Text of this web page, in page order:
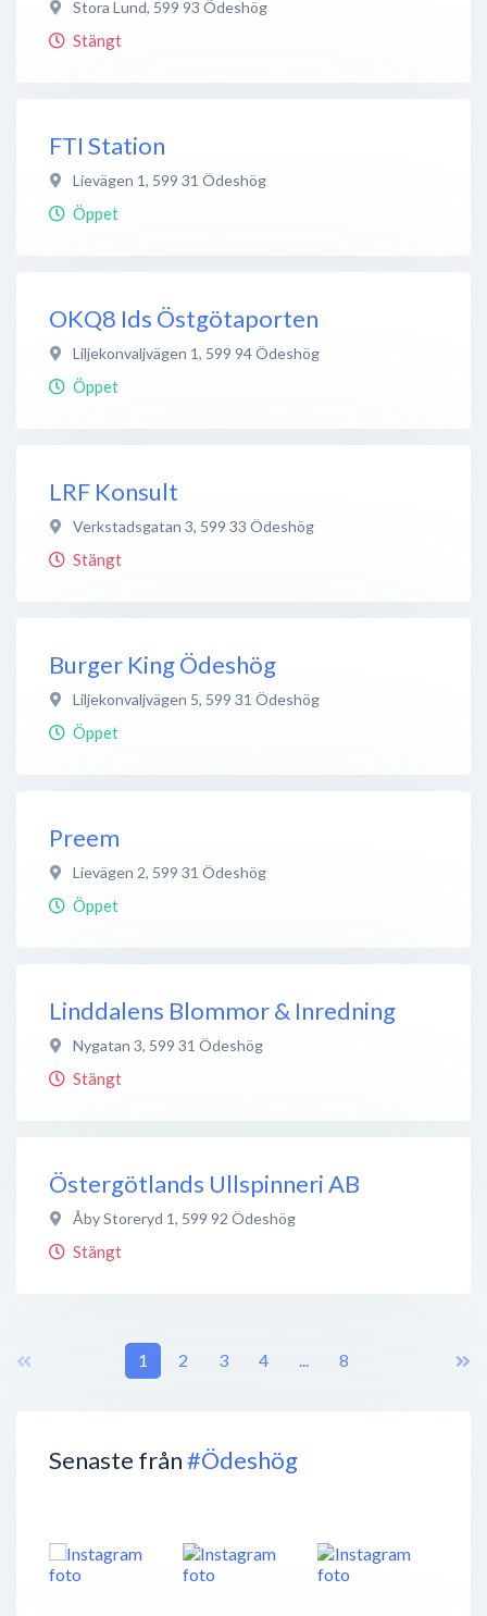
Senaste från#Ödeshög
Stora Lund, 599 93 Ödeshög
Stängt
FTI Station
Lievägen 1, 599 31 Ödeshög
Öppet
OKQ8 Ids Östgötaporten
Liljekonvaljvägen 1, 599 94Ödeshög
Öppet
LRF Konsult
Verkstadsgatan 3, 599 33 Ödeshög
Stängt
Burger King Ödeshög
Liljekonvaljvägen 5, 599 31 Ödeshög
Öppet
Preem
Lievägen 2, 599 31 Ödeshög
Öppet
Linddalens Blommor & Inredning
Nygatan 3, 599 31 Ödeshög
Stängt
Östergötlands Ullspinneri AB
Åby Storeryd 1, 599 92 Ödeshög
Stängt
1 2 3 4 ... 8